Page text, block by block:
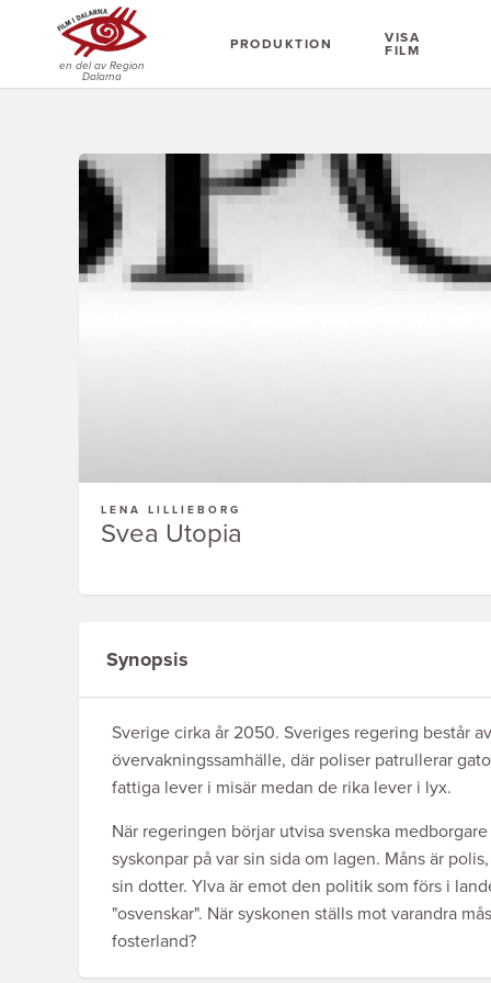
en del av Region
Dalarna
PRODUKTION
VISA
FILM
LENA LILLIEBORG
Svea Utopia
Synopsis
Sverige cirka år 2050. Sveriges regering består
övervakningssamhälle, där poliser patrullerar
fattiga lever i misär medan de rika lever i lyx.
När regeringen börjar utvisa svenska
syskonpar på var sin sida om lagen. Måns är
sin dotter. Ylva är emot den politik som förs i
"osvenskar". När syskonen ställs mot varandra
fosterland?